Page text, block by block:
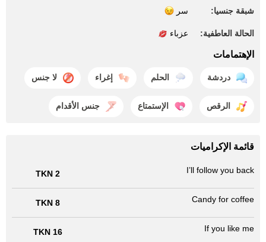
شبقة جنسيا: سر
الحالة العاطفية: عزباء
الإهتمامات
دردشة الحلم إغراء لا جنس
الرقص الإستمتاع جنس الأقدام
قائمة الإكراميات
I’ll follow you back
2 TKN
Candy for coffee
8 TKN
If you like me
16 TKN